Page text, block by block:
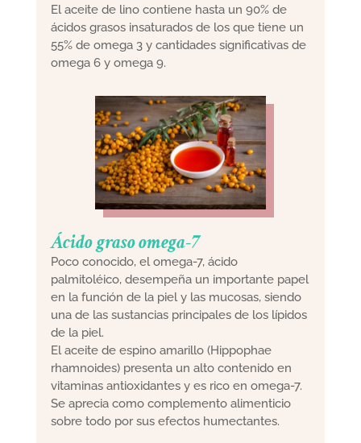
El aceite de lino contiene hasta un 90% de
ácidos grasos insaturados de los que tiene un
55% de omega 3 y cantidades significativas de
omega 6 y omega 9.
Ácido graso omega-7
Poco conocido, el omega-7, ácido
palmitoléico, desempeña un importante papel
en la función de la piel y las mucosas, siendo
una de las sustancias principales de los lípidos
de la piel.
El aceite de espino amarillo (Hippophae
rhamnoides) presenta un alto contenido en
vitaminas antioxidantes y es rico en omega-7.
Se aprecia como complemento alimenticio
sobre todo por sus efectos humectantes.